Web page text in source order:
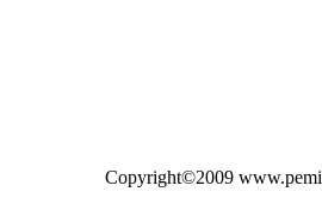
Copyright©2009